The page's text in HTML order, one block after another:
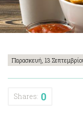
Παρασκευή, 13
Shares: 0